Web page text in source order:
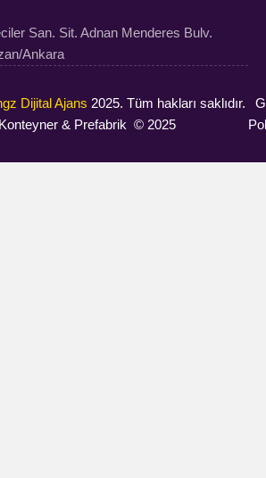
San. Sit. Adnan Menderes Bulv.
Ankara
Dijital Ajans 2025. Tüm hakları saklıdır.
& Prefabrik © 2025